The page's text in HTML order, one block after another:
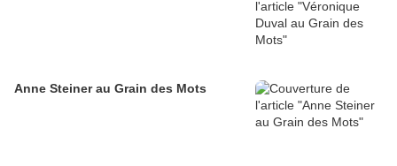
Anne Steiner au Grain des Mots